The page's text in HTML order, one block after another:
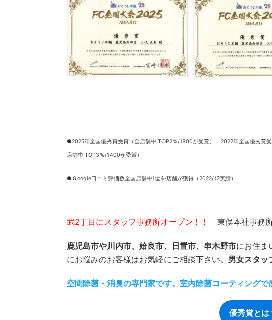
●2025年全国優秀賞受賞（全店舗中 TOP2％/1800が受賞）、 2022年全国優秀賞
店舗中 TOP3％/1400が受賞）
●Ｇoogle口コミ評価数全国店舗中1位を店舗が獲得（2022/12実績）
武2丁目にスタッフ事務所オープン！！ 東俣本社事務
鹿児島市や川内市、姶良市、日置市、串木野市にお住ま
にお悩みのお客様はお気軽にご相談下さい。 男女スタッ
空間除菌・消臭の専門家です。室内除菌コーティングで
優秀賞とは